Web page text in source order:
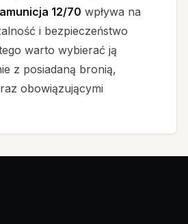
amunicja 12/70 wpływa na
i bezpieczeństwo
warto wybierać ją
z posiadaną bronią,
obowiązującymi